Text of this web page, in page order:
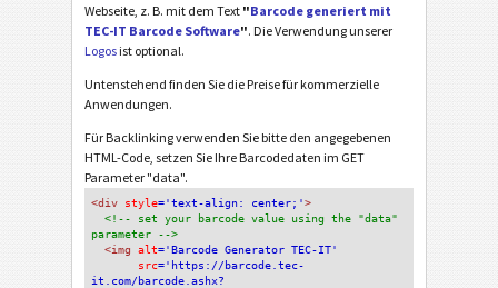
Webseite, z. B. mit dem Text "Barcode generiert mit
TEC-IT Barcode Software". Die Verwendung unserer
Logos ist optional.
Untenstehend finden Sie die Preise für kommerzielle
Anwendungen.
Für Backlinking verwenden Sie bitte den angegebenen
HTML-Code, setzen Sie Ihre Barcodedaten im GET
Parameter "data".
<div style='text-align: center;'>
<!-- set your barcode value using the "data"
parameter -->
<img alt='Barcode Generator TEC-IT'
src='https://barcode.tec-
it.com/barcode.ashx?